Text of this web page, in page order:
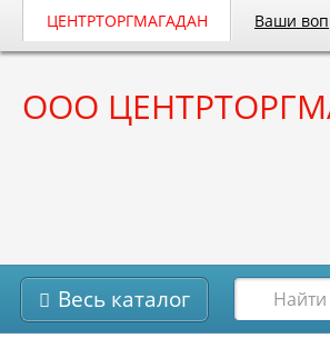
ЦЕНТРТОРГМАГАДАН Ваши
ООО
Весь каталог